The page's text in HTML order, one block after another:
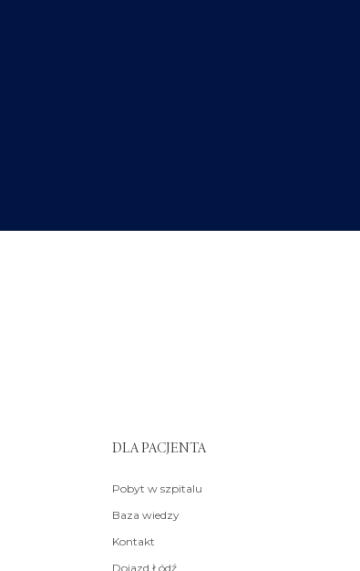
DLA PACJENTA
Pobyt w szpitalu
Baza wiedzy
Kontakt
Dojazd Łódź